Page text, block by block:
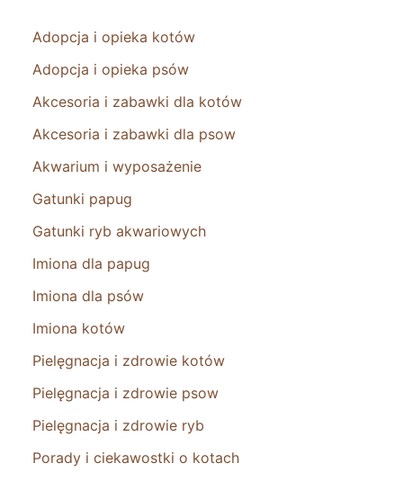
Adopcja i opieka kotów
Adopcja i opieka psów
Akcesoria i zabawki dla kotów
Akcesoria i zabawki dla psow
Akwarium i wyposażenie
Gatunki papug
Gatunki ryb akwariowych
Imiona dla papug
Imiona dla psów
Imiona kotów
Pielęgnacja i zdrowie kotów
Pielęgnacja i zdrowie psow
Pielęgnacja i zdrowie ryb
Porady i ciekawostki o kotach